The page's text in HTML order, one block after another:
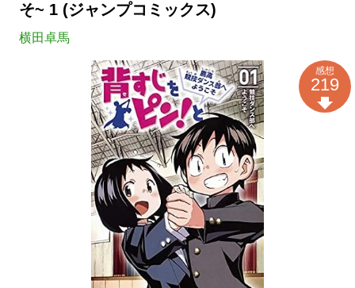
そ~ 1 (ジャンプコミックス)
横田卓馬
感想
219